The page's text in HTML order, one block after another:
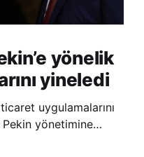
yönelik
yineledi
uygulamalarını
yönetimine